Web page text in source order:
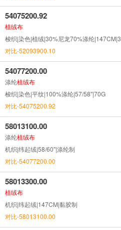
54075200.92
植绒布
梭织|染色|植绒|30%尼龙70%涤纶|147CM|3
对比-52093900.10
54077200.00
涤纶植绒布
梭织|染色|平纹|100%涤纶|57/58''|70G
对比-54075200.92
58013100.00
涤纶植绒布
机织|纬起绒|58/60"|涤纶制
对比-54077200.00
58013300.00
植绒布
机织|纬起绒|147CM|黏胶制
对比-58013100.00